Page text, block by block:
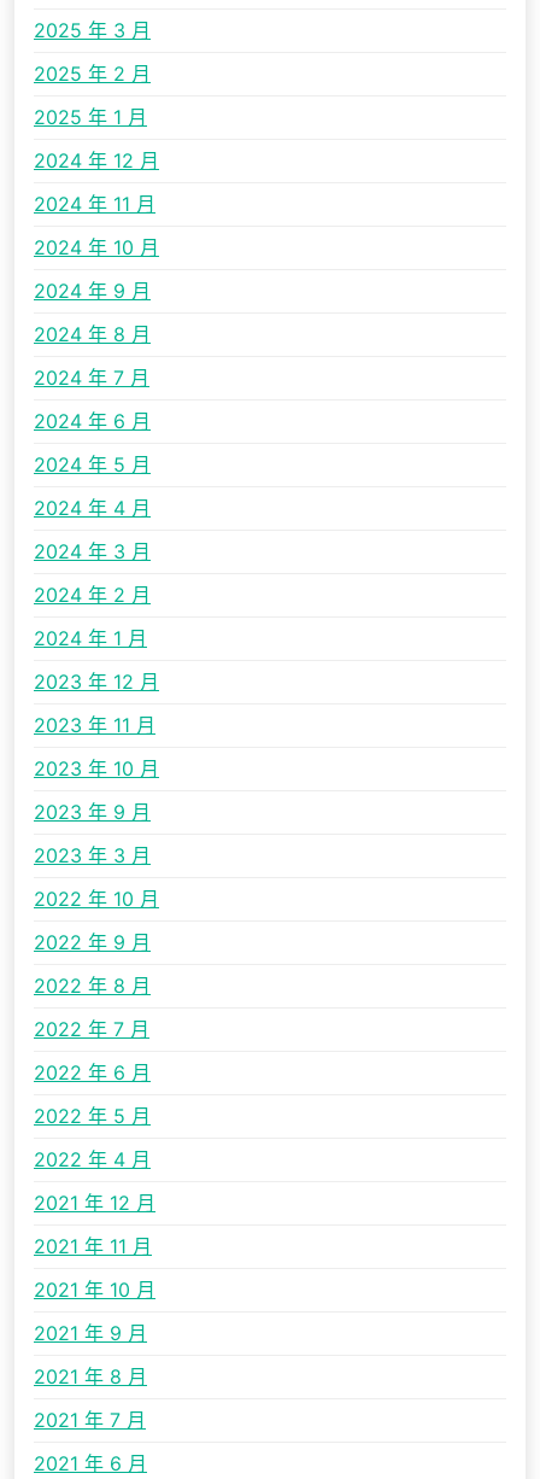
2025 年 3 月
2025 年 2 月
2025 年 1 月
2024 年 12 月
2024 年 11 月
2024 年 10 月
2024 年 9 月
2024 年 8 月
2024 年 7 月
2024 年 6 月
2024 年 5 月
2024 年 4 月
2024 年 3 月
2024 年 2 月
2024 年 1 月
2023 年 12 月
2023 年 11 月
2023 年 10 月
2023 年 9 月
2023 年 3 月
2022 年 10 月
2022 年 9 月
2022 年 8 月
2022 年 7 月
2022 年 6 月
2022 年 5 月
2022 年 4 月
2021 年 12 月
2021 年 11 月
2021 年 10 月
2021 年 9 月
2021 年 8 月
2021 年 7 月
2021 年 6 月